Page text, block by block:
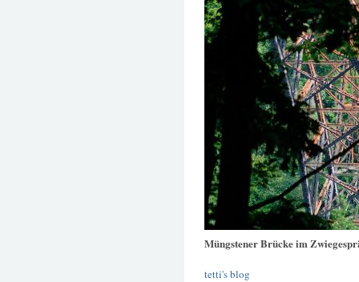
Müngstener Brücke im
tetti's blog